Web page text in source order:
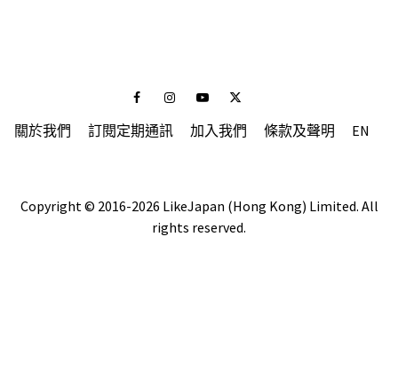
FacebookInstagramYoutubeTwitter
關於我們 訂閱定期通訊 加入我們 條款及聲明 EN
Copyright © 2016-2026 LikeJapan (Hong Kong) Limited. All
rights reserved.